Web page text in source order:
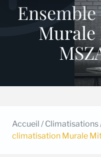
Accueil / Climatisations
climatisation Murale